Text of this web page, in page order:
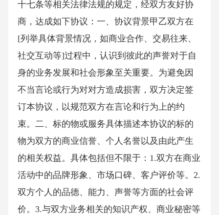
十七条等相关法律法规的规定，经双方友好协
商，达成如下协议：一、协议背景甲乙双方在
[列举具体背景情况，如商业合作、交易往来、
社交互动等]过程中，认识到彼此的声誉对于自
身的业务发展和社会形象至关重要。为避免因
不当言论或行为对对方造成损害，双方决定签
订本协议，以规范双方在言论和行为上的约
束。二、标的物或服务具体描述本协议的标的
物为双方的商业信誉、个人名誉以及由此产生
的相关权益。具体包括但不限于：1.双方在商业
活动中的品牌形象、市场口碑、客户评价等。2.
双方个人的品德、能力、声誉等方面的社会评
价。3.与双方业务相关的知识产权、商业秘密等